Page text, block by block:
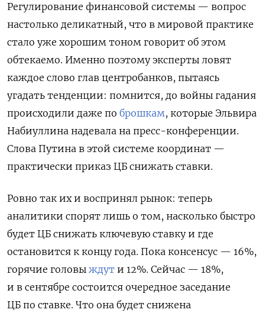
Регулирование финансовой системы — вопрос
настолько деликатный, что в мировой практике
стало уже хорошим тоном говорит об этом
обтекаемо. Именно поэтому эксперты ловят
каждое слово глав центробанков, пытаясь
угадать тенденции: помнится, до войны гадания
происходили даже по брошкам, которые Эльвира
Набиуллина надевала на пресс-конференции.
Слова Путина в этой системе координат —
практически приказ ЦБ снижать ставки.
Ровно так их и воспринял рынок: теперь
аналитики спорят лишь о том, насколько быстро
будет ЦБ снижать ключевую ставку и где
остановится к концу года. Пока консенсус — 16%,
горячие головы ждут и 12%. Сейчас — 18%,
и в сентябре состоится очередное заседание
ЦБ по ставке. Что она будет снижена